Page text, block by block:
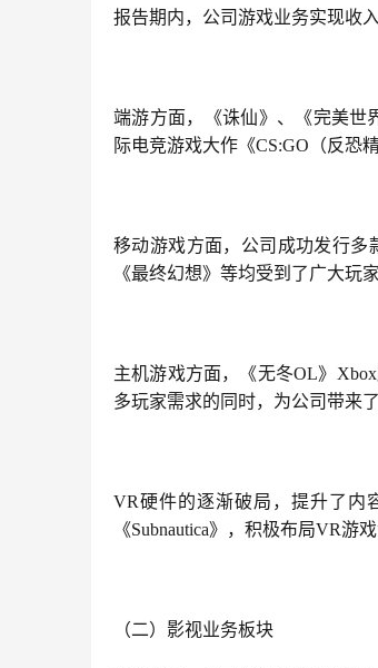
报告期内，公司游戏业务实现收
端游方面，《诛仙》、《完美世
际电竞游戏大作《CS:GO（反恐
移动游戏方面，公司成功发行多
《最终幻想》等均受到了广大玩
主机游戏方面，《无冬OL》
多玩家需求的同时，为公司带来
VR硬件的逐渐破局，提升了内
《Subnautica》，积极布局VR游
（二）影视业务板块